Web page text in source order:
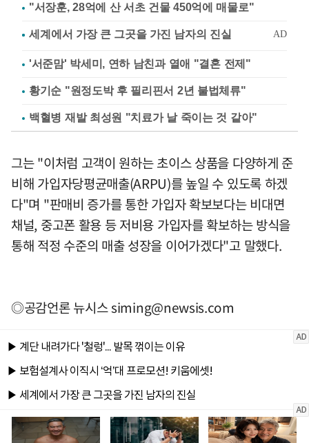
"서장훈, 28억에 산 서초 건물 450억에 매물로"
'서준맘' 박세미, 연하 남친과 열애 "결혼 전제"
황기순 "원정도박 후 필리핀서 2년 불법체류"
백혈병 재발 최성원 "치료가 날 죽이는 것 같아"
그는 "이처럼 고객이 원하는 초이스 상품을 다양하게 준
비해 가입자당평균매출(ARPU)를 높일 수 있도록 하겠
다"며 "판매비 증가를 통한 가입자 확보보다는 비대면
채널, 중고폰 활용 등 저비용 가입자를 확보하는 방식을
통해 적정 수준의 매출 성장을 이어가겠다"고 말했다.
◎공감언론 뉴시스siming@newsis.com